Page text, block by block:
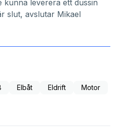
leverera ett dussin
slut, avslutar Mikael
Elbåt Eldrift Motor